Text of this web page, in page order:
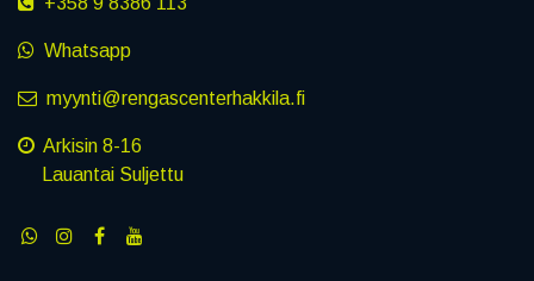
Whatsapp
myynti@rengascenterhakkila.fi
Arkisin 8-16
Lauantai Suljettu